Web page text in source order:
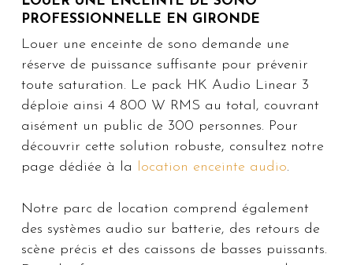
PROFESSIONNELLE EN GIRONDE
Louer une enceinte de sono demande une
réserve de puissance suffisante pour prévenir
toute saturation. Le pack HK Audio Linear 3
déploie ainsi 4 800 W RMS au total, couvrant
aisément un public de 300 personnes. Pour
découvrir cette solution robuste, consultez notre
page dédiée à la location enceinte audio.
Notre parc de location comprend également
des systèmes audio sur batterie, des retours de
scène précis et des caissons de basses puissants.